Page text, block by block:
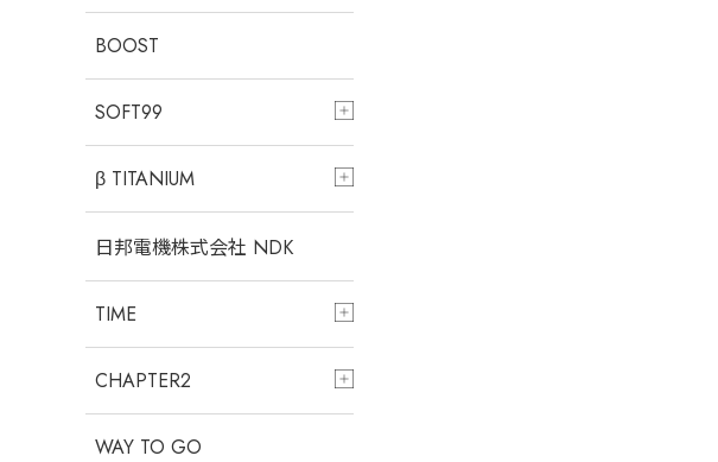
BOOST
SOFT99
β TITANIUM
日邦電機株式会社 NDK
TIME
CHAPTER2
WAY TO GO